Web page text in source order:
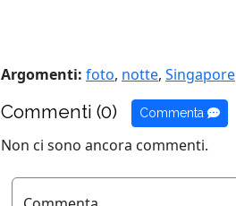
Argomenti: foto, notte, Singapore
Commenti (0) Commenta
Non ci sono ancora commenti.